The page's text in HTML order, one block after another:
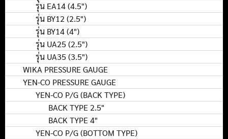
รุ่น EA14 (4.5")
รุ่น BY12 (2.5")
รุ่น BY14 (4")
รุ่น UA25 (2.5")
รุ่น UA35 (3.5")
WIKA PRESSURE GAUGE
YEN-CO PRESSURE GAUGE
YEN-CO P/G (BACK TYPE)
BACK TYPE 2.5"
BACK TYPE 4"
YEN-CO P/G (BOTTOM TYPE)